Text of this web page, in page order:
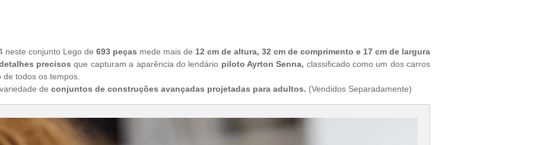
neste conjunto Lego de 693 peças mede mais de 12 cm de altura, 32 cm de comprimento e 17 cm de largura
precisos que capturam a aparência do lendário piloto Ayrton Senna, classificado como um dos carros
todos os tempos.
de conjuntos de construções avançadas projetadas para adultos. (Vendidos Separadamente)